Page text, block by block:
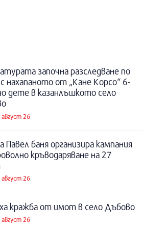
започна разследване по
с нахапаното от „Кане Корсо“ 6-
дете в казанлъшкото село
26
Павел баня организира кампания
кръводаряване на 27
26
кражба от имот в село Дъбово
26